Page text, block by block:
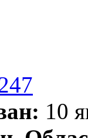
10